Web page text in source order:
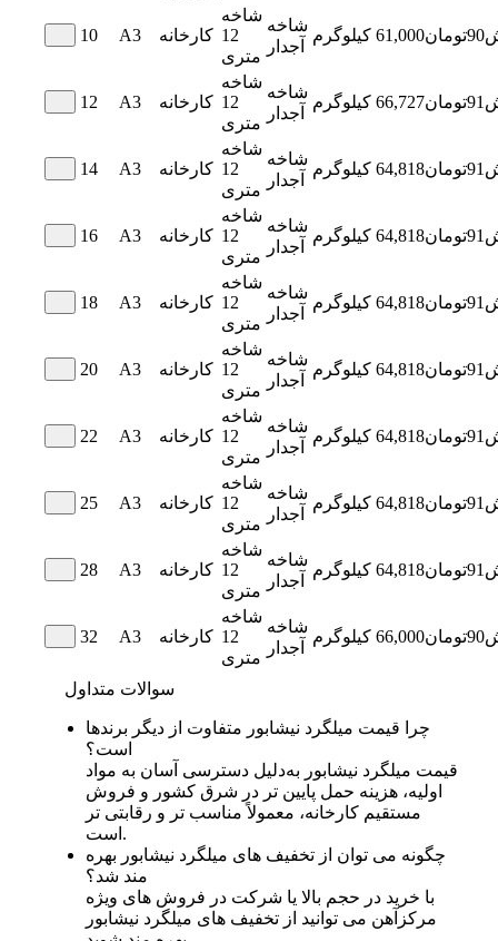
10 A3 کارخانه
شاخه
12
متری
شاخه
آجدار
کیلوگرم 90تومان61,000
12 A3 کارخانه
شاخه
12
متری
شاخه
آجدار
کیلوگرم 91تومان66,727
14 A3 کارخانه
شاخه
12
متری
شاخه
آجدار
کیلوگرم 91تومان64,818
16 A3 کارخانه
شاخه
12
متری
شاخه
آجدار
کیلوگرم 91تومان64,818
18 A3 کارخانه
شاخه
12
متری
شاخه
آجدار
کیلوگرم 91تومان64,818
20 A3 کارخانه
شاخه
12
متری
شاخه
آجدار
کیلوگرم 91تومان64,818
22 A3 کارخانه
شاخه
12
متری
شاخه
آجدار
کیلوگرم 91تومان64,818
25 A3 کارخانه
شاخه
12
متری
شاخه
آجدار
کیلوگرم 91تومان64,818
28 A3 کارخانه
شاخه
12
متری
شاخه
آجدار
کیلوگرم 91تومان64,818
32 A3 کارخانه
شاخه
12
متری
شاخه
آجدار
کیلوگرم 90تومان66,000
سوالات متداول
چرا قیمت میلگرد نیشابور متفاوت از دیگر برندها
است؟
قیمت میلگرد نیشابور به‌دلیل دسترسی آسان به مواد
اولیه، هزینه حمل پایین‌ تر در شرق کشور و فروش
مستقیم کارخانه، معمولاً مناسب‌ تر و رقابتی‌ تر
است.
چگونه می‌ توان از تخفیف‌ های میلگرد نیشابور بهره‌
مند شد؟
با خرید در حجم بالا یا شرکت در فروش‌ های ویژه
مرکزآهن می‌ توانید از تخفیف‌ های میلگرد نیشابور